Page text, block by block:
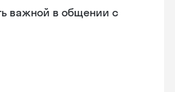
важной в общении с